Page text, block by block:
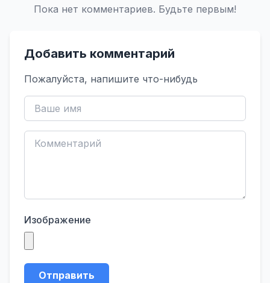
Пока нет комментариев. Будьте первым!
Добавить комментарий
Пожалуйста, напишите что-нибудь
Изображение
Отправить